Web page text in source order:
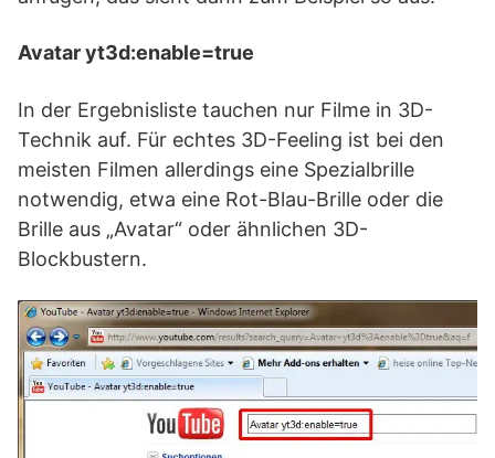
Avatar yt3d:enable=true
In der Ergebnisliste tauchen nur Filme in 3D-
Technik auf. Für echtes 3D-Feeling ist bei den
meisten Filmen allerdings eine Spezialbrille
notwendig, etwa eine Rot-Blau-Brille oder die
Brille aus „Avatar“ oder ähnlichen 3D-
Blockbustern.